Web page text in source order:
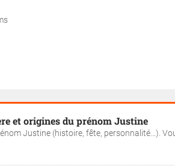
et origines du prénom Justine
Justine (histoire, fête, personnalité…).